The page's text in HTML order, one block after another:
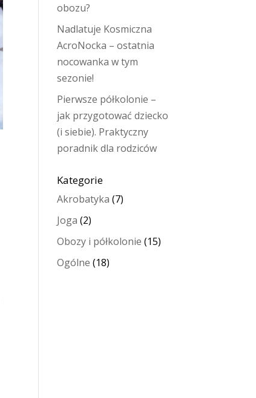
obozu?
Nadlatuje Kosmiczna
AcroNocka – ostatnia
nocowanka w tym
sezonie!
Pierwsze półkolonie –
jak przygotować dziecko
(i siebie). Praktyczny
poradnik dla rodziców
Kategorie
Akrobatyka (7)
Joga (2)
Obozy i półkolonie (15)
Ogólne (18)